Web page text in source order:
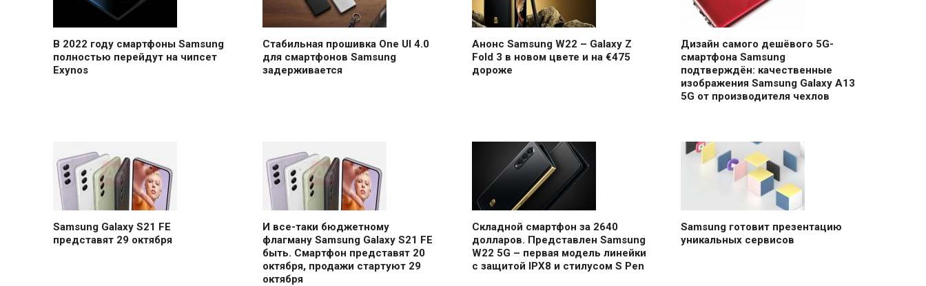
В 2022 году смартфоны Samsung
полностью перейдут на чипсет
Exynos
Стабильная прошивка One UI 4.0
для смартфонов Samsung
задерживается
Анонс Samsung W22 – Galaxy Z
Fold 3 в новом цвете и на €475
дороже
Дизайн самого дешёвого 5G-
смартфона Samsung
подтверждён: качественные
изображения Samsung Galaxy A13
5G от производителя чехлов
Samsung Galaxy S21 FE
представят 29 октября
И все-таки бюджетному
флагману Samsung Galaxy S21 FE
быть. Смартфон представят 20
октября, продажи стартуют 29
октября
Складной смартфон за 2640
долларов. Представлен Samsung
W22 5G – первая модель линейки
с защитой IPX8 и стилусом S Pen
Samsung готовит презентацию
уникальных сервисов